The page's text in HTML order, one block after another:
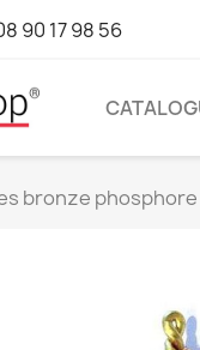
90 17 98 56
bronze